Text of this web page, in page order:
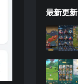
最新更新